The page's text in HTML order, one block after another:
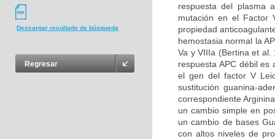
Descargar resultado de búsqueda
Regresar
respuesta del plasma
mutación en el Factor
propiedad
hemostasia normal la
Va y VIIIa (Bertina et
respuesta APC débil es
el gen del factor V
sustitución guanina-
correspondiente
un cambio simple en
un cambio de bases
con altos niveles de